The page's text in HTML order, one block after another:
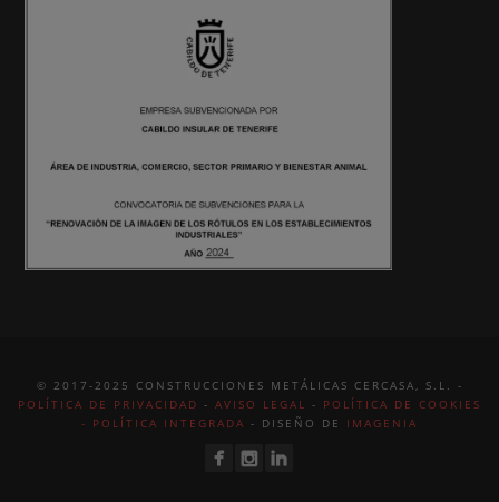
© 2017-2025 CONSTRUCCIONES METÁLICAS CERCASA, S.L. -
POLÍTICA DE PRIVACIDAD - AVISO LEGAL - POLÍTICA DE COOKIES
- POLÍTICA INTEGRADA - DISEÑO DE IMAGENIA